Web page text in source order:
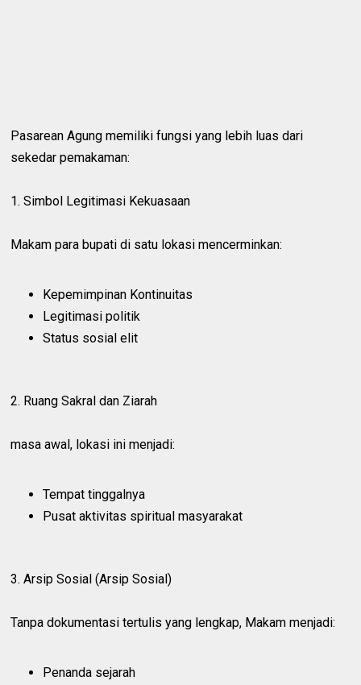
Pasarean Agung memiliki fungsi yang lebih luas dari
sekedar pemakaman:
1. Simbol Legitimasi Kekuasaan
Makam para bupati di satu lokasi mencerminkan:
Kepemimpinan Kontinuitas
Legitimasi politik
Status sosial elit
2. Ruang Sakral dan Ziarah
masa awal, lokasi ini menjadi:
Tempat tinggalnya
Pusat aktivitas spiritual masyarakat
3. Arsip Sosial (Arsip Sosial)
Tanpa dokumentasi tertulis yang lengkap, Makam menjadi:
Penanda sejarah